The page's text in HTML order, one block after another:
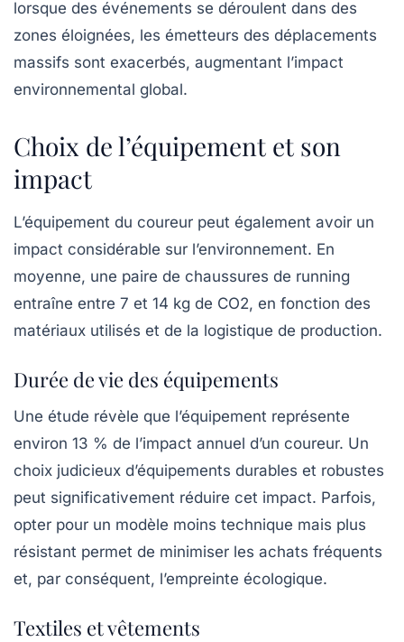
lorsque des événements se déroulent dans des
zones éloignées, les émetteurs des déplacements
massifs sont exacerbés, augmentant l’impact
environnemental global.
Choix de l’équipement et son
impact
L’équipement du coureur peut également avoir un
impact considérable sur l’environnement. En
moyenne, une paire de chaussures de running
entraîne entre 7 et 14 kg de CO2, en fonction des
matériaux utilisés et de la logistique de production.
Durée de vie des équipements
Une étude révèle que l’équipement représente
environ 13 % de l’impact annuel d’un coureur. Un
choix judicieux d’équipements durables et robustes
peut significativement réduire cet impact. Parfois,
opter pour un modèle moins technique mais plus
résistant permet de minimiser les achats fréquents
et, par conséquent, l’empreinte écologique.
Textiles et vêtements